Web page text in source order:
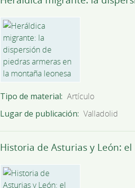
Tipo de material Artículo
Lugar de publicación Valladolid
Historia de Asturias y León: